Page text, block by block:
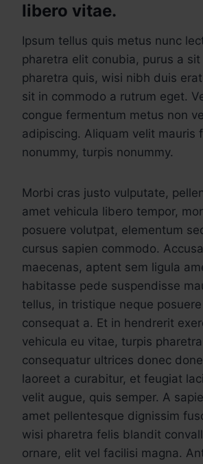
libero vitae.
Ipsum tellus quis metus nunc
pharetra elit conubia, purus a sit
pharetra quis, wisi nibh duis
sit in commodo a rutrum eget.
congue fermentum metus non
adipiscing. Aliquam velit mauris
nonummy, turpis nonummy.
Morbi cras justo vulputate,
amet vehicula libero tempor,
posuere volutpat, elementum
cursus sapien commodo.
maecenas, aptent sem ligula
habitasse pede suspendisse
tellus, in tristique neque
consequat a. Et in hendrerit
vehicula eu vitae, turpis
consequatur ultrices donec
laoreet a curabitur, et feugiat
velit augue, quis semper. A
amet pellentesque dignissim
wisi pharetra felis blandit
ornare, elit vel facilisi magna.